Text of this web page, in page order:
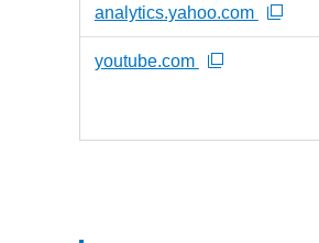
analytics.yahoo.com
youtube.com